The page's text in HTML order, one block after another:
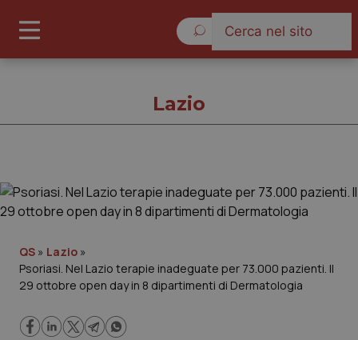
Governo e Parlamento
Regioni e Asl
Lazio
QS » Lazio »
Psoriasi. Nel Lazio terapie inadeguate per 73.000 pazienti. Il
29 ottobre open day in 8 dipartimenti di Dermatologia